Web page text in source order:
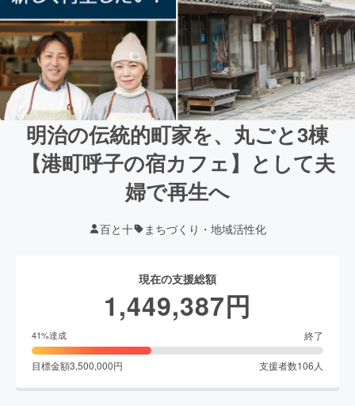
明治の伝統的町家を、丸ごと3棟
【港町呼子の宿カフェ】として夫
婦で再生へ
百と十 まちづくり・地域活性化
現在の支援総額
1,449,387円
41%達成 終了
目標金額3,500,000円 支援者数106 人